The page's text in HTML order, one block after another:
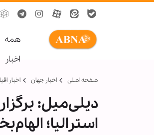
همه
اخبار
صفحه اصلی اخبار جهان اخبار
دیلی‌میل:
استرالیا؛